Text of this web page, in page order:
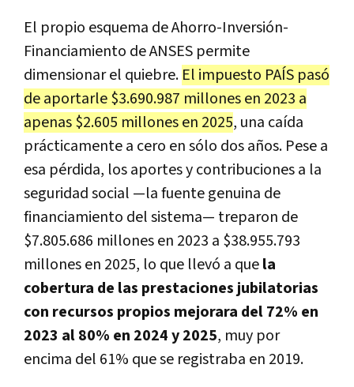
El propio esquema de Ahorro-Inversión-
Financiamiento de ANSES permite
dimensionar el quiebre. El impuesto PAÍS pasó
de aportarle $3.690.987 millones en 2023 a
apenas $2.605 millones en 2025, una caída
prácticamente a cero en sólo dos años. Pese a
esa pérdida, los aportes y contribuciones a la
seguridad social —la fuente genuina de
financiamiento del sistema— treparon de
$7.805.686 millones en 2023 a $38.955.793
millones en 2025, lo que llevó a quela
cobertura de las prestaciones jubilatorias
con recursos propios mejorara del 72% en
2023 al 80% en 2024 y 2025, muy por
encima del 61% que se registraba en 2019.